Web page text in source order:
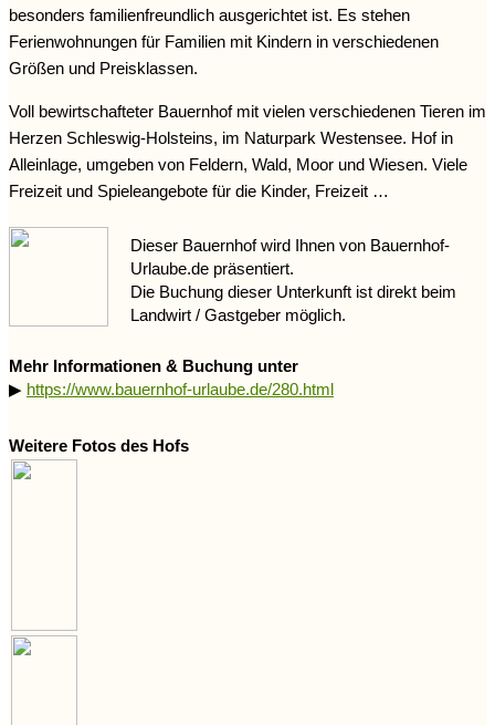
besonders familienfreundlich ausgerichtet ist. Es stehen
Ferienwohnungen für Familien mit Kindern in verschiedenen
Größen und Preisklassen.
Voll bewirtschafteter Bauernhof mit vielen verschiedenen Tieren im
Herzen Schleswig-Holsteins, im Naturpark Westensee. Hof in
Alleinlage, umgeben von Feldern, Wald, Moor und Wiesen. Viele
Freizeit und Spieleangebote für die Kinder, Freizeit …
Dieser Bauernhof wird Ihnen von Bauernhof-
Urlaube.de präsentiert.
Die Buchung dieser Unterkunft ist direkt beim
Landwirt / Gastgeber möglich.
Mehr Informationen & Buchung unter
▶ https://www.bauernhof-urlaube.de/280.html
Weitere Fotos des Hofs